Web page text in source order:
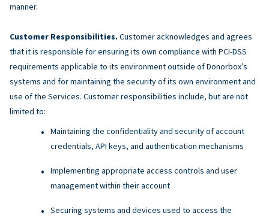
manner.
Customer Responsibilities. Customer acknowledges and agrees
that it is responsible for ensuring its own compliance with PCI-DSS
requirements applicable to its environment outside of Donorbox’s
systems and for maintaining the security of its own environment and
use of the Services. Customer responsibilities include, but are not
limited to:
Maintaining the confidentiality and security of account
credentials, API keys, and authentication mechanisms
Implementing appropriate access controls and user
management within their account
Securing systems and devices used to access the